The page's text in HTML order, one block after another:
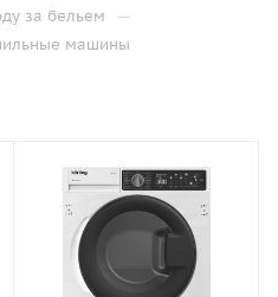
за бельем —
машины